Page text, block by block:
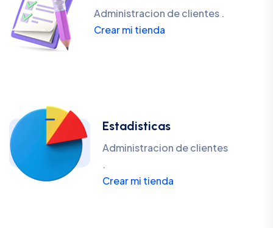
Administracion de clientes .
Crear mi tienda
Estadisticas
Administracion de clientes
.
Crear mi tienda